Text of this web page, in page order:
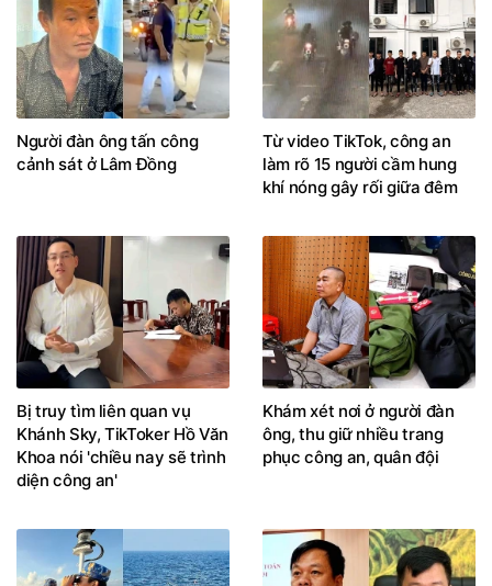
Người đàn ông tấn công
cảnh sát ở Lâm Đồng
Từ video TikTok, công an
làm rõ 15 người cầm hung
khí nóng gây rối giữa đêm
Bị truy tìm liên quan vụ
Khánh Sky, TikToker Hồ Văn
Khoa nói 'chiều nay sẽ trình
diện công an'
Khám xét nơi ở người đàn
ông, thu giữ nhiều trang
phục công an, quân đội